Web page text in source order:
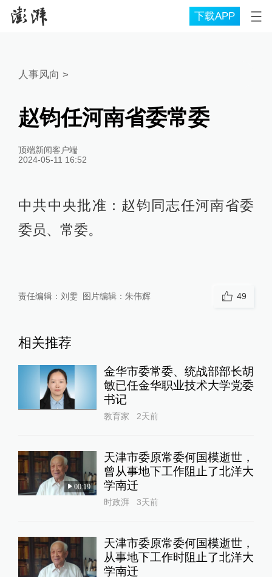
下载APP
人事风向 >
赵钧任河南省委常委
顶端新闻客户端
2024-05-11 16:52
中共中央批准：赵钧同志任河南省委
委员、常委。
责任编辑： 刘雯 图片编辑： 朱伟辉 49
相关推荐
金华市委常委、统战部部长胡
敏已任金华职业技术大学党委
书记
教育家 2天前
00:19
天津市委原常委何国模逝世，
曾从事地下工作阻止了北洋大
学南迁
时政湃 3天前
天津市委原常委何国模逝世，
从事地下工作时阻止了北洋大
学南迁